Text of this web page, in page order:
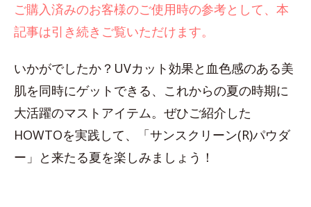
ご購入済みのお客様のご使用時の参考として、本
記事は引き続きご覧いただけます。
いかがでしたか？UVカット効果と血色感のある美
肌を同時にゲットできる、これからの夏の時期に
大活躍のマストアイテム。ぜひご紹介した
HOWTOを実践して、「サンスクリーン(R)パウダ
ー」と来たる夏を楽しみましょう！